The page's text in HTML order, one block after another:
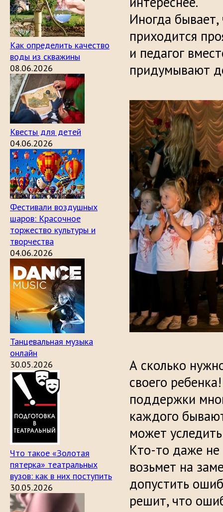
Как определить качество
воды из скважины
08.06.2026
Квесты для детей
04.06.2026
Фестивали воздушных
шаров: Красочное
торжество культуры и
творчества
04.06.2026
Танцевальная музыка
онлайн
30.05.2026
Что такое «Золотая
пятерка» театральных
вузов: как в них поступить
30.05.2026
Иногда
приходится
и педагог
придумывают
А сколько
своего
поддержки
каждого
может
Кто-то даже не
возьмет на
допустить
решит, что